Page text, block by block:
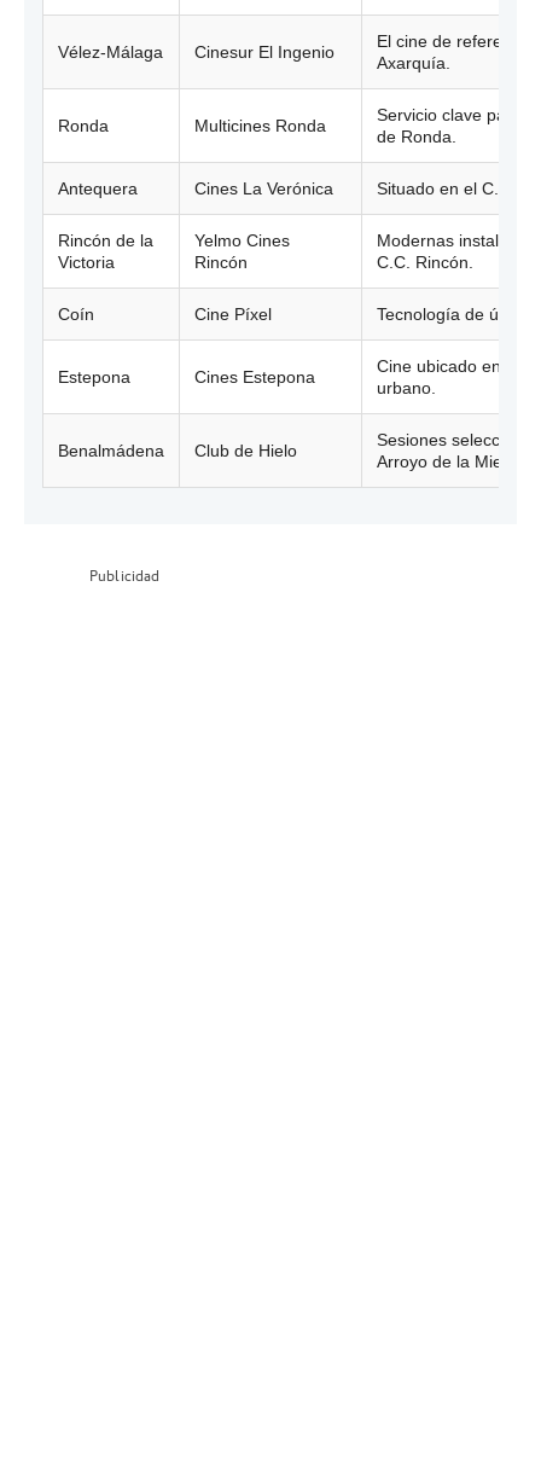
Vélez-Málaga Cinesur El Ingenio
El cine de referencia
Axarquía.
Ronda Multicines Ronda
Servicio clave para
de Ronda.
Antequera Cines La Verónica Situado en el C.C.
Rincón de la
Victoria
Yelmo Cines
Rincón
Modernas
C.C. Rincón.
Coín Cine Píxel Tecnología de última
Estepona Cines Estepona
Cine ubicado en el
urbano.
Benalmádena Club de Hielo
Sesiones
Arroyo de la Miel.
Publicidad